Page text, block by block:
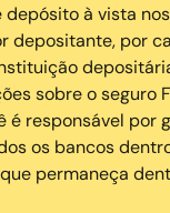
à vista
depositante, por
sobre o seguro
é responsável por
os bancos
permaneça